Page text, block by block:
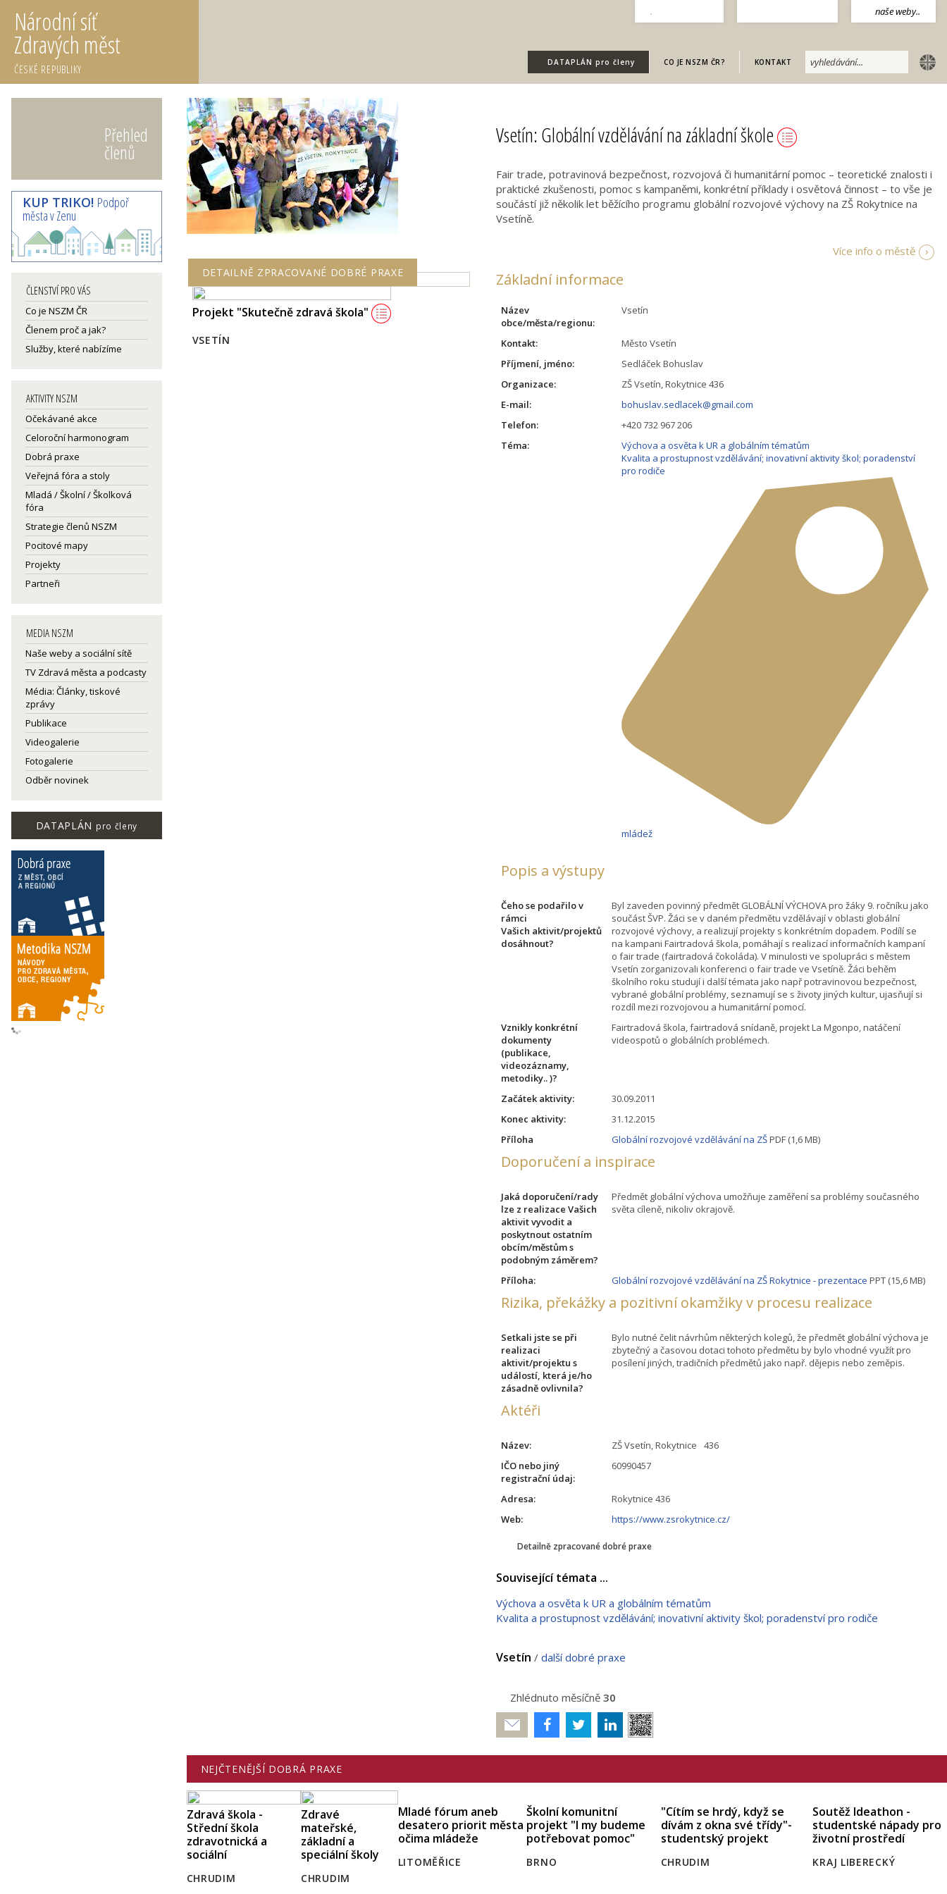
naše weby..
.
Národní síť
Zdravých měst
ČESKÉ REPUBLIKY DATAPLÁN pro členy CO JE NSZM ČR? KONTAKT english
Přehled
členů
KUP TRIKO! Podpoř
města v Zenu
ČLENSTVÍ PRO VÁS
Co je NSZM ČR
Členem proč a jak?
Služby, které nabízíme
AKTIVITY NSZM
Očekávané akce
Celoroční harmonogram
Dobrá praxe
Veřejná fóra a stoly
Mladá / Školní / Školková
fóra
Strategie členů NSZM
Pocitové mapy
Projekty
Partneři
MEDIA NSZM
Naše weby a sociální sítě
TV Zdravá města a podcasty
Média: Články, tiskové
zprávy
Publikace
Videogalerie
Fotogalerie
Odběr novinek
DATAPLÁN pro členy
DETAILNĚ ZPRACOVANÉ DOBRÉ PRAXE
Projekt "Skutečně zdravá škola"
VSETÍN
Vsetín: Globální vzdělávání na základní škole
Fair trade, potravinová bezpečnost, rozvojová či humanitární pomoc – teoretické znalosti i
praktické zkušenosti, pomoc s kampaněmi, konkrétní příklady i osvětová činnost – to vše je
součástí již několik let běžícího programu globální rozvojové výchovy na ZŠ Rokytnice na
Vsetíně.
Více info o městě
Základní informace
Název
obce/města/regionu:
Vsetín
Kontakt:
Město Vsetín
Příjmení, jméno:
Sedláček Bohuslav
Organizace:
ZŠ Vsetín, Rokytnice 436
E-mail:
bohuslav.sedlacek@gmail.com
Telefon:
+420 732 967 206
Téma:
Výchova a osvěta k UR a globálním tématům
Kvalita a prostupnost vzdělávání; inovativní aktivity škol; poradenství
pro rodiče
mládež
Popis a výstupy
Čeho se podařilo v
rámci
Vašich aktivit/projektů
dosáhnout?
Byl zaveden povinný předmět GLOBÁLNÍ VÝCHOVA pro žáky 9. ročníku jako
součást ŠVP. Žáci se v daném předmětu vzdělávají v oblasti globální
rozvojové výchovy, a realizují projekty s konkrétním dopadem. Podílí se
na kampani Fairtradová škola, pomáhají s realizací informačních kampaní
o fair trade (fairtradová čokoláda). V minulosti ve spolupráci s městem
Vsetín zorganizovali konferenci o fair trade ve Vsetíně. Žáci behěm
školního roku studují i další témata jako např potravinovou bezpečnost,
vybrané globální problémy, seznamují se s životy jiných kultur, ujasňují si
rozdíl mezi rozvojovou a humanitární pomocí.
Vznikly konkrétní
dokumenty
(publikace,
videozáznamy,
metodiky.. )?
Fairtradová škola, fairtradová snídaně, projekt La Mgonpo, natáčení
videospotů o globálních problémech.
Začátek aktivity:
30.09.2011
Konec aktivity:
31.12.2015
Příloha
Globální rozvojové vzdělávání na ZŠPDF (1,6 MB)
Doporučení a inspirace
Jaká doporučení/rady
lze z realizace Vašich
aktivit vyvodit a
poskytnout ostatním
obcím/městům s
podobným záměrem?
Předmět globální výchova umožňuje zaměření sa problémy současného
světa cíleně, nikoliv okrajově.
Příloha: Globální rozvojové vzdělávání na ZŠ Rokytnice - prezentace PPT (15,6 MB)
Rizika, překážky a pozitivní okamžiky v procesu realizace
Setkali jste se při
realizaci
aktivit/projektu s
událostí, která je/ho
zásadně ovlivnila?
Bylo nutné čelit návrhům některých kolegů, že předmět globální výchova je
zbytečný a časovou dotaci tohoto předmětu by bylo vhodné využít pro
posílení jiných, tradičních předmětů jako např. dějepis nebo zeměpis.
Aktéři
Název:
ZŠ Vsetín, Rokytnice 436
IČO nebo jiný
registrační údaj:
60990457
Adresa:
Rokytnice 436
Web:
https://www.zsrokytnice.cz/
Detailně zpracované dobré praxe
Související témata ...
Výchova a osvěta k UR a globálním tématům
Kvalita a prostupnost vzdělávání; inovativní aktivity škol; poradenství pro rodiče
Vsetín/další dobré praxe
Zhlédnuto měsíčně 30
Poslat
NEJČTENĚJŠÍ DOBRÁ PRAXE
Zdravá škola -
Střední škola
zdravotnická a
sociální
CHRUDIM
Zdravé
mateřské,
základní a
speciální školy
CHRUDIM
Mladé fórum aneb
desatero priorit města
očima mládeže
LITOMĚŘICE
Školní komunitní
projekt "I my budeme
potřebovat pomoc"
BRNO
"Cítím se hrdý, když se
dívám z okna své třídy"-
studentský projekt
CHRUDIM
Soutěž Ideathon -
studentské nápady pro
životní prostředí
KRAJ LIBERECKÝ